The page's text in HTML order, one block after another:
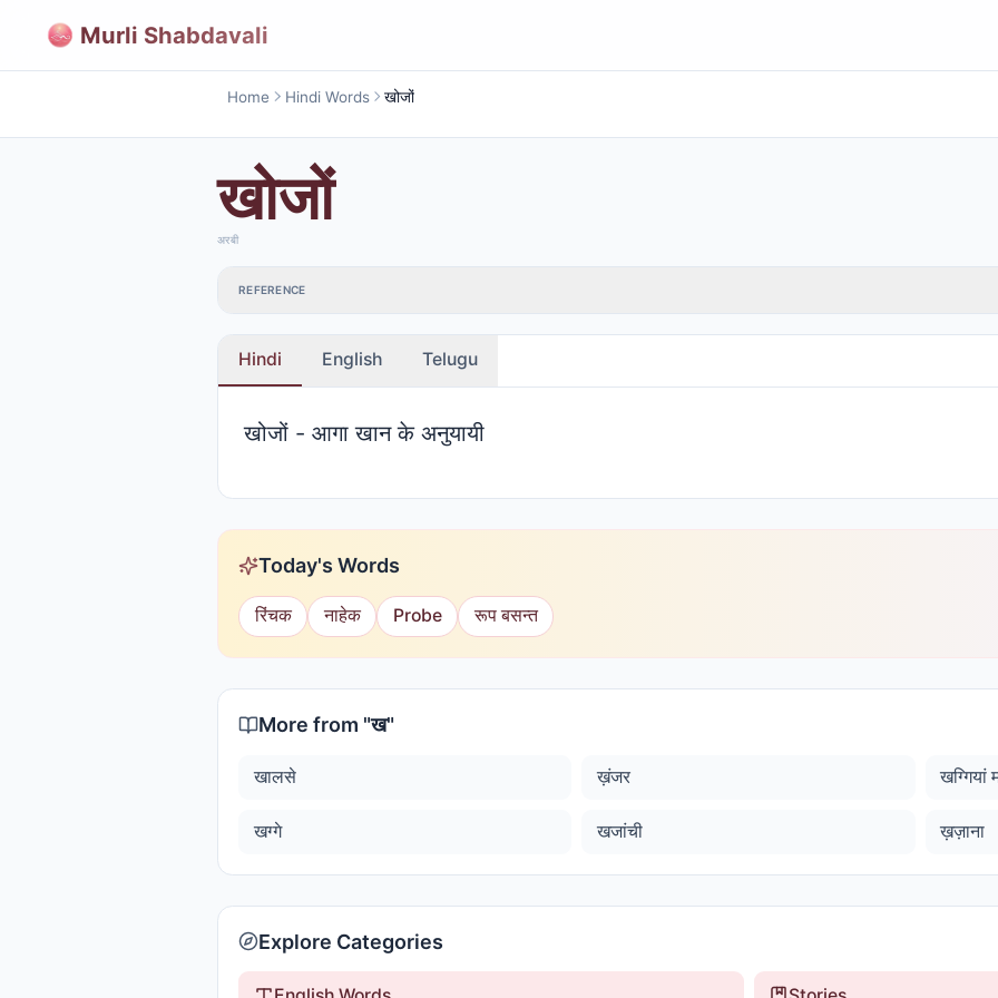
Murli Shabdavali
Home Hindi Words खोजों
खोजों
अरबी
REFERENCE
Hindi English Telugu
खोजों - आगा खान के अनुयायी
Today's Words
रिंचक नाहेक Probe रूप बसन्त
More from "ख"
खालसे ख़ंजर खग्गियां
खग्गे खजांची ख़ज़ाना
Explore Categories